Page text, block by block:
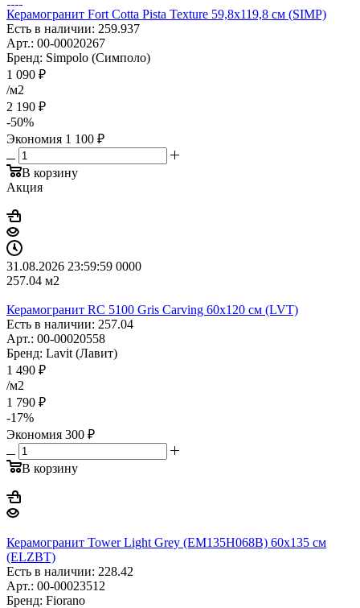
Керамогранит Fort Cotta Pista Texture 59,8x119,8 см (SIMP)
Есть в наличии: 259.937
Арт.: 00-00020267
Бренд: Simpolo (Симполо)
1 090 ₽
/м2
2 190 ₽
-50%
Экономия 1 100 ₽
В корзину
Акция
31.08.2026 23:59:59 0000
257.04 м2
Керамогранит RC 5100 Gris Carving 60x120 см (LVT)
Есть в наличии: 257.04
Арт.: 00-00020558
Бренд: Lavit (Лавит)
1 490 ₽
/м2
1 790 ₽
-17%
Экономия 300 ₽
В корзину
Керамогранит Tower Light Grey (EM135H068B) 60х135 см
(ELZBT)
Есть в наличии: 228.42
Арт.: 00-00023512
Бренд: Fiorano